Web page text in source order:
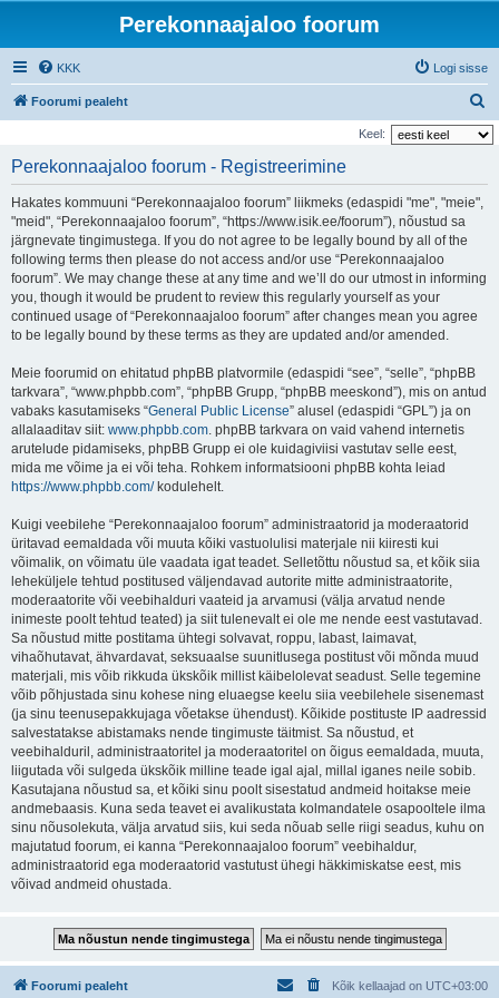
Perekonnaajaloo foorum
KKK Logi sisse
Foorumi pealeht
t
Keel:
Perekonnaajaloo foorum - Registreerimine
Hakates kommuuni “Perekonnaajaloo foorum” liikmeks (edaspidi "me", "meie",
"meid", “Perekonnaajaloo foorum”, “https://www.isik.ee/foorum”), nõustud sa
järgnevate tingimustega. If you do not agree to be legally bound by all of the
following terms then please do not access and/or use “Perekonnaajaloo
foorum”. We may change these at any time and we’ll do our utmost in informing
you, though it would be prudent to review this regularly yourself as your
continued usage of “Perekonnaajaloo foorum” after changes mean you agree
to be legally bound by these terms as they are updated and/or amended.
Meie foorumid on ehitatud phpBB platvormile (edaspidi “see”, “selle”, “phpBB
tarkvara”, “www.phpbb.com”, “phpBB Grupp, “phpBB meeskond”), mis on antud
vabaks kasutamiseks “General Public License” alusel (edaspidi “GPL”) ja on
allalaaditav siit: www.phpbb.com. phpBB tarkvara on vaid vahend internetis
arutelude pidamiseks, phpBB Grupp ei ole kuidagiviisi vastutav selle eest,
mida me võime ja ei või teha. Rohkem informatsiooni phpBB kohta leiad
https://www.phpbb.com/kodulehelt.
Kuigi veebilehe “Perekonnaajaloo foorum” administraatorid ja moderaatorid
üritavad eemaldada või muuta kõiki vastuolulisi materjale nii kiiresti kui
võimalik, on võimatu üle vaadata igat teadet. Selletõttu nõustud sa, et kõik siia
leheküljele tehtud postitused väljendavad autorite mitte administraatorite,
moderaatorite või veebihalduri vaateid ja arvamusi (välja arvatud nende
inimeste poolt tehtud teated) ja siit tulenevalt ei ole me nende eest vastutavad.
Sa nõustud mitte postitama ühtegi solvavat, roppu, labast, laimavat,
vihaõhutavat, ähvardavat, seksuaalse suunitlusega postitust või mõnda muud
materjali, mis võib rikkuda ükskõik millist käibelolevat seadust. Selle tegemine
võib põhjustada sinu kohese ning eluaegse keelu siia veebilehele sisenemast
(ja sinu teenusepakkujaga võetakse ühendust). Kõikide postituste IP aadressid
salvestatakse abistamaks nende tingimuste täitmist. Sa nõustud, et
veebihalduril, administraatoritel ja moderaatoritel on õigus eemaldada, muuta,
liigutada või sulgeda ükskõik milline teade igal ajal, millal iganes neile sobib.
Kasutajana nõustud sa, et kõiki sinu poolt sisestatud andmeid hoitakse meie
andmebaasis. Kuna seda teavet ei avalikustata kolmandatele osapooltele ilma
sinu nõusolekuta, välja arvatud siis, kui seda nõuab selle riigi seadus, kuhu on
majutatud foorum, ei kanna “Perekonnaajaloo foorum” veebihaldur,
administraatorid ega moderaatorid vastutust ühegi häkkimiskatse eest, mis
võivad andmeid ohustada.
Foorumi pealeht Kõik kellaajad on UTC+03:00